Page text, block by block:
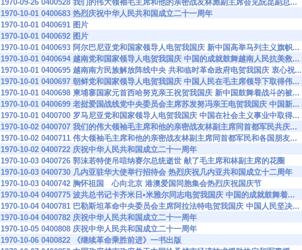
1970-09-26 0400528 我们的伟大领袖毛主席和他的亲密战友林彪副主席会见阮昆副总...
1970-10-01 0400683 热烈庆祝中华人民共和国成立二十一周年
1970-10-01 0400691 图片
1970-10-01 0400692 图片
1970-10-01 0400693 阿尔巴尼亚党和国家领导人电贺我国庆 新中国高举马列主义旗帜...
1970-10-01 0400694 越南党和国家领导人电贺我国庆 中国的成就鼓舞越南人民抗美救...
1970-10-01 0400695 越南南方民族解放阵线中央 共和临时革命政府电贺我国庆 衷心祝...
1970-10-01 0400697 朝鲜党和国家领导人电贺我国庆 中国人民在毛主席领导下取得伟...
1970-10-01 0400698 柬埔寨国家元首西哈努克亲王祝贺我国庆 新中国鼓舞着战斗的被...
1970-10-01 0400699 老挝爱国战线党中央委员会主席苏发努冯亲王电贺我国庆 中国新...
1970-10-01 0400700 罗马尼亚党和国家领导人电贺我国庆 中国在社会主义事业中取得...
1970-10-02 0400707 我们的伟大领袖毛主席和他的亲密战友林副主席同首都军民共庆...
1970-10-02 0400711 伟大领袖毛主席和他的亲密战友林副主席同首都军民和各国朋友...
1970-10-02 0400722 庆祝中华人民共和国成立二十一周年
1970-10-03 0400726 郭沫若特使吊唁纳赛尔总统逝世 献了毛主席和林副主席的花圈
1970-10-03 0400730 几内亚驻华大使举行招待会 热烈庆祝几内亚共和国成立十二周年
1970-10-03 0400742 胸怀祖国 心向北京 港澳爱国同胞集会热烈庆祝国庆节
1970-10-04 0400775 波共总书记卡齐米日•米雅尔同志电贺我国庆 中国的成就鼓舞着...
1970-10-04 0400781 巴勒斯坦革命中央委员会主席阿拉法特电贺我国庆 中国人民坚决...
1970-10-04 0400782 庆祝中华人民共和国成立二十一周年
1970-10-05 0400808 庆祝中华人民共和国成立二十一周年
1970-10-06 0400822 《继续革命乘胜前进》一书出版